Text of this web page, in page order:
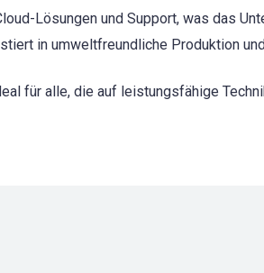
Lösungen und Support, was das
in umweltfreundliche Produktion
für alle, die auf leistungsfähige